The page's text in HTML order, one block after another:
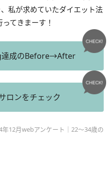
私が求めていたダイエット法
てきまーす！
達成のBefore→After
ロンをチェック
12月webアンケート｜22～34歳の